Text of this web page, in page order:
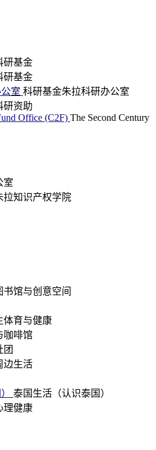
研基金
研基金
室 科研基金朱拉科研办公室
研资助
Office (C2F) The Second Century
室
拉知识产权学院
书馆与创意空间
体育与健康
咖啡馆
团
边生活
泰国生活（认识泰国）
理健康